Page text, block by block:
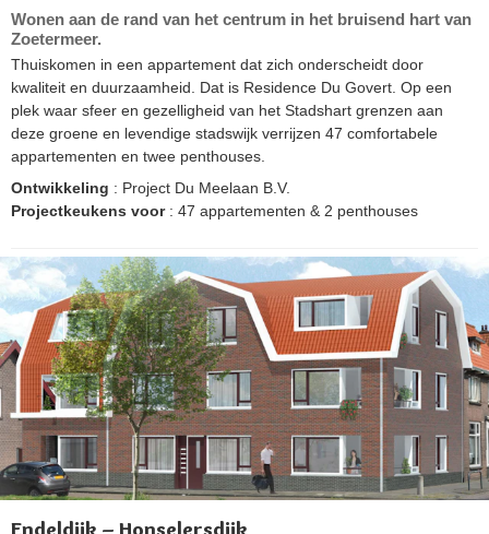
Wonen aan de rand van het centrum in het bruisend hart van
Zoetermeer.
Thuiskomen in een appartement dat zich onderscheidt door
kwaliteit en duurzaamheid. Dat is Residence Du Govert. Op een
plek waar sfeer en gezelligheid van het Stadshart grenzen aan
deze groene en levendige stadswijk verrijzen 47 comfortabele
appartementen en twee penthouses.
Ontwikkeling : Project Du Meelaan B.V.
Projectkeukens voor: 47 appartementen & 2 penthouses